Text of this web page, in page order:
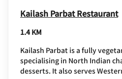
Kailash Parbat Restaurant
1.4 KM
Kailash Parbat is a fully
specialising in North Indian
desserts. It also serves